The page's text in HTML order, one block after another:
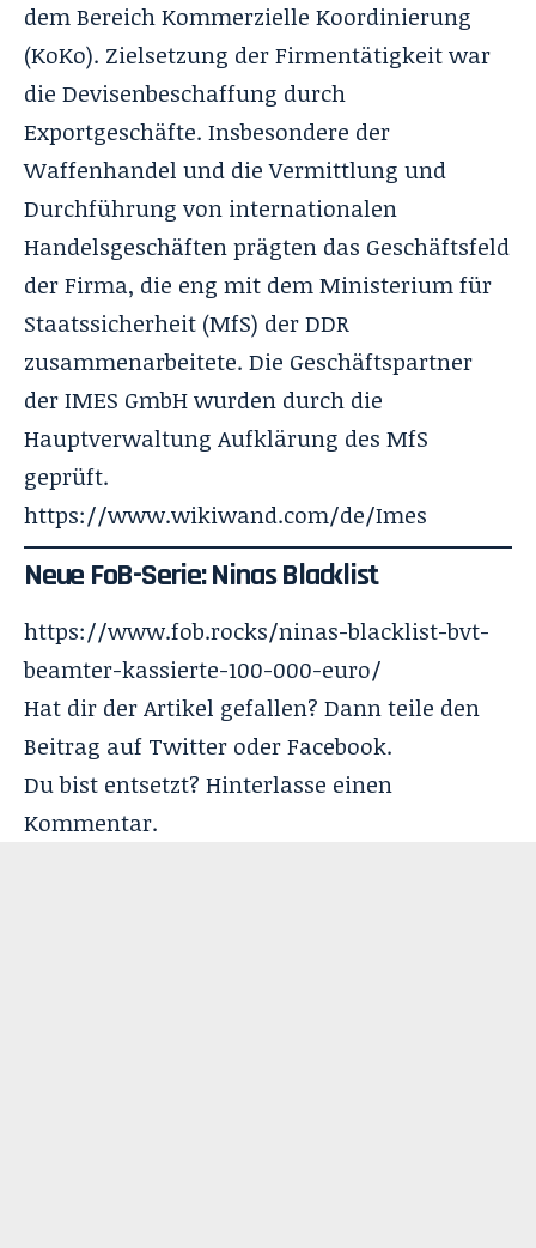
dem Bereich Kommerzielle Koordinierung
(KoKo). Zielsetzung der Firmentätigkeit war
die Devisenbeschaffung durch
Exportgeschäfte. Insbesondere der
Waffenhandel und die Vermittlung und
Durchführung von internationalen
Handelsgeschäften prägten das Geschäftsfeld
der Firma, die eng mit dem Ministerium für
Staatssicherheit (MfS) der DDR
zusammenarbeitete. Die Geschäftspartner
der IMES GmbH wurden durch die
Hauptverwaltung Aufklärung des MfS
geprüft.
https://www.wikiwand.com/de/Imes
Neue FoB-Serie: Ninas Blacklist
https://www.fob.rocks/ninas-blacklist-bvt-
beamter-kassierte-100-000-euro/
Hat dir der Artikel gefallen? Dann teile den
Beitrag auf Twitter oder Facebook.
Du bist entsetzt? Hinterlasse einen
Kommentar.